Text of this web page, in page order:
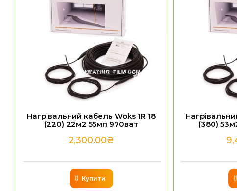
Нагрівальний кабель Woks 1R 18
(220) 22м2 55мп 970ват
2,300.00₴
Купити
(380)